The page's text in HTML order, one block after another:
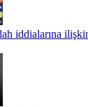
iddialarına